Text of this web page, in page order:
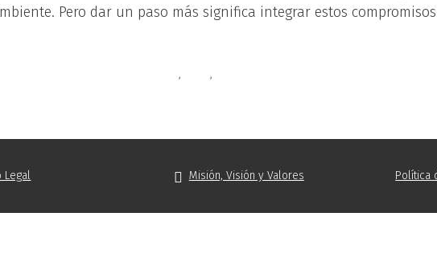
Pero dar un paso más significa integrar estos
social corporativa, rrhh,
Legal Misión, Visión y Valores Política